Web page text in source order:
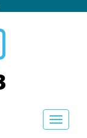
Toggle